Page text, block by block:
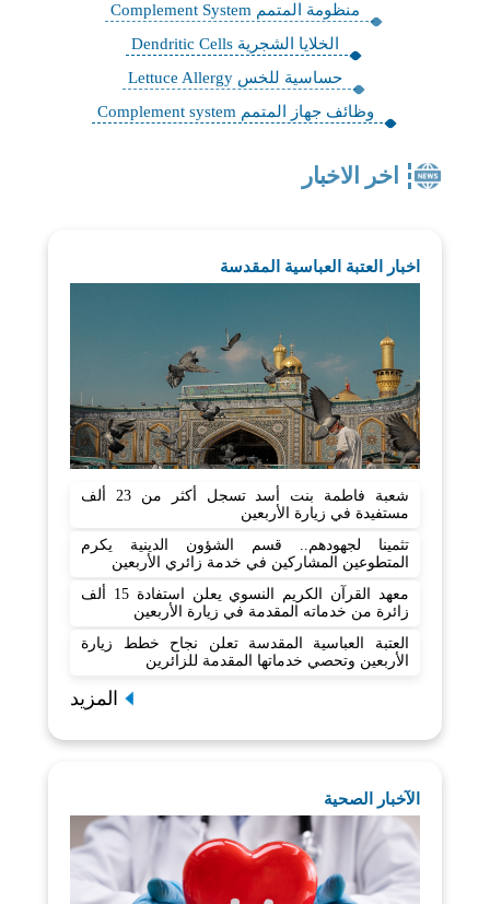
منظومة المتمم Complement System
الخلايا الشجرية Dendritic Cells
حساسية للخس Lettuce Allergy
وظائف جهاز المتمم Complement system
اخر الاخبار
اخبار العتبة العباسية المقدسة
شعبة فاطمة بنت أسد تسجل أكثر من 23 ألف
مستفيدة في زيارة الأربعين
تثمينا لجهودهم.. قسم الشؤون الدينية يكرم
المتطوعين المشاركين في خدمة زائري الأربعين
معهد القرآن الكريم النسوي يعلن استفادة 15 ألف
زائرة من خدماته المقدمة في زيارة الأربعين
العتبة العباسية المقدسة تعلن نجاح خطط زيارة
الأربعين وتحصي خدماتها المقدمة للزائرين
المزيد
الآخبار الصحية